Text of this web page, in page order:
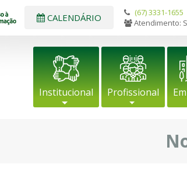
CALENDÁRIO
(67) 3331-1655
Atendimento:
Institucional Profissional